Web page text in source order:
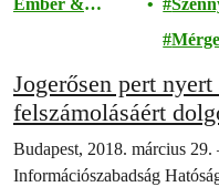
Ember &
Jogerősen pert
felszámolásáért
törvénysértő
Kormányhivatallal
Budapest, 2018. március
Információszabadság